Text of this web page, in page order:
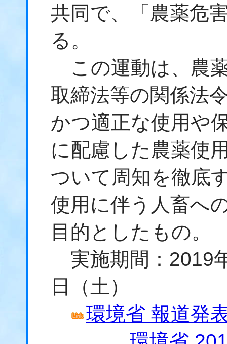
共同で、「農薬危
る。
この運動は、 農
取締法等の関係法
かつ適正な使用や
に配慮した農薬使
ついて周知を徹底
使用に伴う人畜へ
目的としたもの。
実施期間：2019
日（土）
環境省 報道発